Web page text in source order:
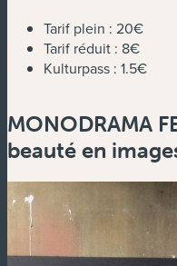
Tarif plein : 20€
Tarif réduit : 8€
Kulturpass : 1.5€
MONODRAMA
beauté en